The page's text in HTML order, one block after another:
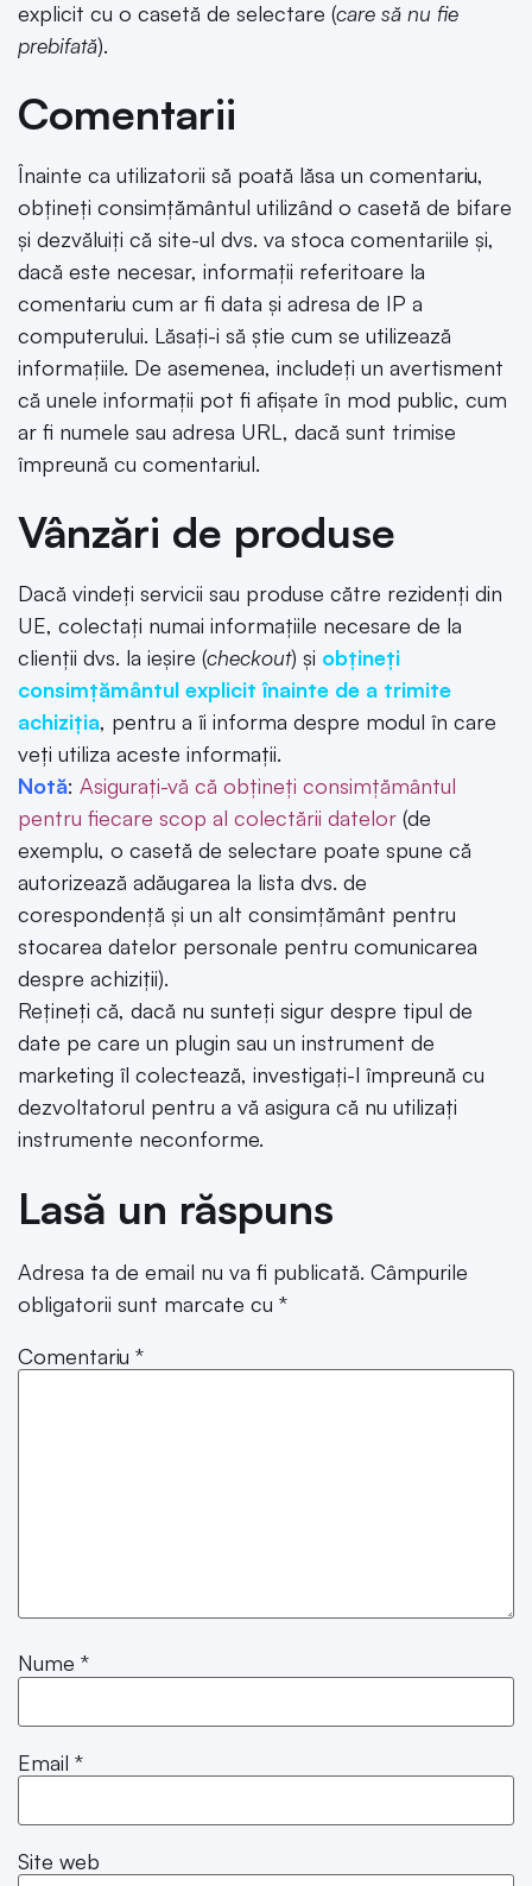
explicit cu o casetă de selectare (care să nu fie
prebifată).
Comentarii
Înainte ca utilizatorii să poată lăsa un comentariu,
obțineți consimțământul utilizând o casetă de bifare
și dezvăluiți că site-ul dvs. va stoca comentariile și,
dacă este necesar, informații referitoare la
comentariu cum ar fi data și adresa de IP a
computerului. Lăsați-i să știe cum se utilizează
informațiile. De asemenea, includeți un avertisment
că unele informații pot fi afișate în mod public, cum
ar fi numele sau adresa URL, dacă sunt trimise
împreună cu comentariul.
Vânzări de produse
Dacă vindeți servicii sau produse către rezidenți din
UE, colectați numai informațiile necesare de la
clienții dvs. la ieșire (checkout) și obțineți
consimțământul explicit înainte de a trimite
achiziția, pentru a îi informa despre modul în care
veți utiliza aceste informații.
Notă: Asigurați-vă că obțineți consimțământul
pentru fiecare scop al colectării datelor (de
exemplu, o casetă de selectare poate spune că
autorizează adăugarea la lista dvs. de
corespondență și un alt consimțământ pentru
stocarea datelor personale pentru comunicarea
despre achiziții).
Rețineți că, dacă nu sunteți sigur despre tipul de
date pe care un plugin sau un instrument de
marketing îl colectează, investigați-l împreună cu
dezvoltatorul pentru a vă asigura că nu utilizați
instrumente neconforme.
Lasă un răspuns
Adresa ta de email nu va fi publicată. Câmpurile
obligatorii sunt marcate cu *
Comentariu *
Nume *
Email *
Site web